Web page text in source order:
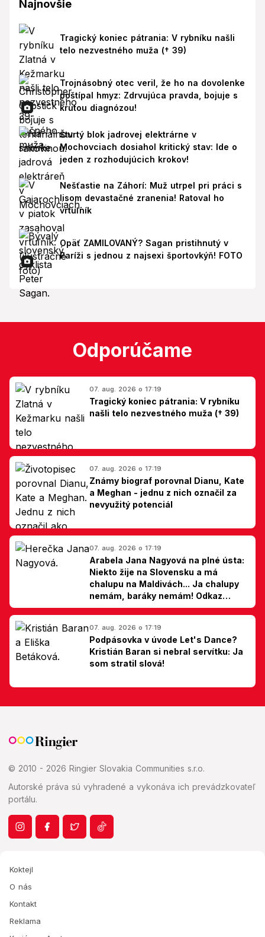
Najnovšie
Tragický koniec pátrania: V rybníku našli
telo nezvestného muža († 39)
Trojnásobný otec veril, že ho na dovolenke
poštípal hmyz: Zdrvujúca pravda, bojuje s
krutou diagnózou!
Štvrtý blok jadrovej elektrárne v
Mochovciach dosiahol kritický stav: Ide o
jeden z rozhodujúcich krokov!
Nešťastie na Záhorí: Muž utrpel pri práci s
lisom devastačné zranenia! Ratoval ho
vrtuľník
Opäť ZAMILOVANÝ? Sagan pristihnutý v
Paríži s jednou z najsexi športovkýň! FOTO
Odporúčame
07. aug. 2026 o 17:19
Tragický koniec pátrania: V rybníku
našli telo nezvestného muža († 39)
07. aug. 2026 o 17:19
Známy biograf porovnal Dianu, Kate
a Meghan - jednu z nich označil za
nevyužitý potenciál
07. aug. 2026 o 17:19
Arabela Jana Nagyová na plné ústa:
Niekto žije na Slovensku a má
chalupu na Maldivách... Ja chalupy
nemám, baráky nemám! Odkaz
Slovákom
07. aug. 2026 o 17:19
Podpásovka v úvode Let's Dance?
Kristián Baran si nebral servítku: Ja
som stratil slová!
© 2010 - 2026 Ringier Slovakia Communities s.r.o.
Autorské práva sú vyhradené a vykonáva ich prevádzkovateľ
portálu.
Koktejl
O nás
Kontakt
Reklama